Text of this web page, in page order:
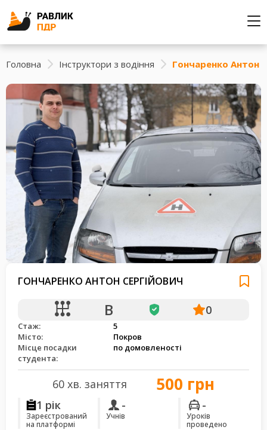
Головна Інструктори з водіння Гончаренко Антон
ГОНЧАРЕНКО АНТОН СЕРГІЙОВИЧ
B 0
Стаж:
5
Місто:
Покров
Місце посадки
студента:
по домовленості
60 хв. заняття 500 грн
1 рік
Зареєстрований
на платформі
-
Учнів
-
Уроків
проведено